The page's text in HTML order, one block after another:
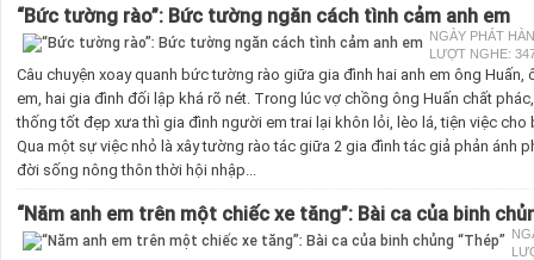
“Bức tường rào”: Bức tường ngăn cách tình cảm anh em
NGÀY PHÁT
LƯỢT NGHE:
Câu chuyện xoay quanh bức tường rào giữa gia đình hai anh em ông Huấn,
em, hai gia đình đối lập khá rõ nét. Trong lúc vợ chồng ông Huấn chất
thống tốt đẹp xưa thì gia đình người em trai lại khôn lỏi, lèo lá, tiện việc cho
Qua một sự việc nhỏ là xây tường rào tác giữa 2 gia đình tác giả phản ánh
đời sống nông thôn thời hội nhập...
“Năm anh em trên một chiếc xe tăng”: Bài ca của binh